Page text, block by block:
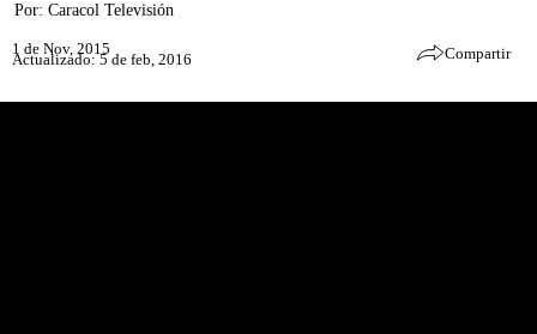
Por: Caracol Televisión
1 de Nov, 2015
Actualizado: 5 de feb, 2016 Compartir